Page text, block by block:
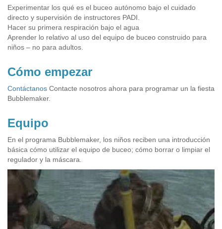
Experimentar los qué es el buceo autónomo bajo el cuidado
directo y supervisión de instructores PADI.
Hacer su primera respiración bajo el agua
Aprender lo relativo al uso del equipo de buceo construido para
niños – no para adultos.
Cómo empezar
Contáctanos Contacte nosotros ahora para programar un la fiesta
Bubblemaker.
Equipo
En el programa Bubblemaker, los niños reciben una introducción
básica cómo utilizar el equipo de buceo; cómo borrar o limpiar el
regulador y la máscara.